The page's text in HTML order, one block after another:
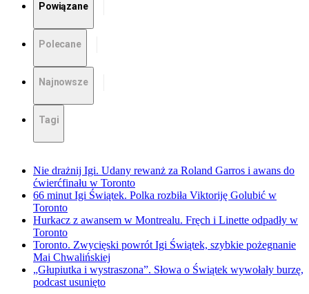
Powiązane
Polecane
Najnowsze
Tagi
Nie drażnij Igi. Udany rewanż za Roland Garros i awans do
ćwierćfinału w Toronto
66 minut Igi Świątek. Polka rozbiła Viktoriję Golubić w
Toronto
Hurkacz z awansem w Montrealu. Fręch i Linette odpadły w
Toronto
Toronto. Zwycięski powrót Igi Świątek, szybkie pożegnanie
Mai Chwalińskiej
„Głupiutka i wystraszona”. Słowa o Świątek wywołały burzę,
podcast usunięto